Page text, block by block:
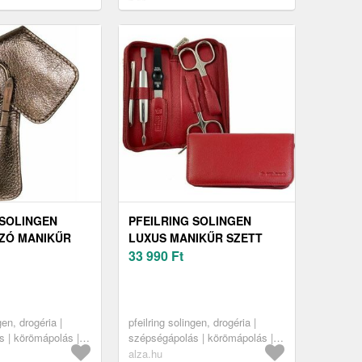
MANIKŰR
drogéria |
| körömápolás |
készletek
PFEILRING SOLINGEN
LUXUS MANIKŰR SZETT
93500700 PIROS
33 990 Ft
pfeilring solingen, drogéria |
szépségápolás | körömápolás |
manikűr-pedikűr készletek
alza.hu